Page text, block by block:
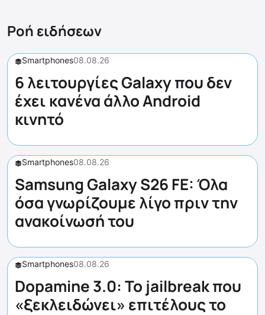
Ροή ειδήσεων
Smartphones08.08.26
6 λειτουργίες Galaxy που δεν
έχει κανένα άλλο Android
κινητό
Smartphones08.08.26
Samsung Galaxy S26 FE: Όλα
όσα γνωρίζουμε λίγο πριν την
ανακοίνωσή του
Smartphones08.08.26
Dopamine 3.0: Το jailbreak που
«ξεκλειδώνει» επιτέλους το